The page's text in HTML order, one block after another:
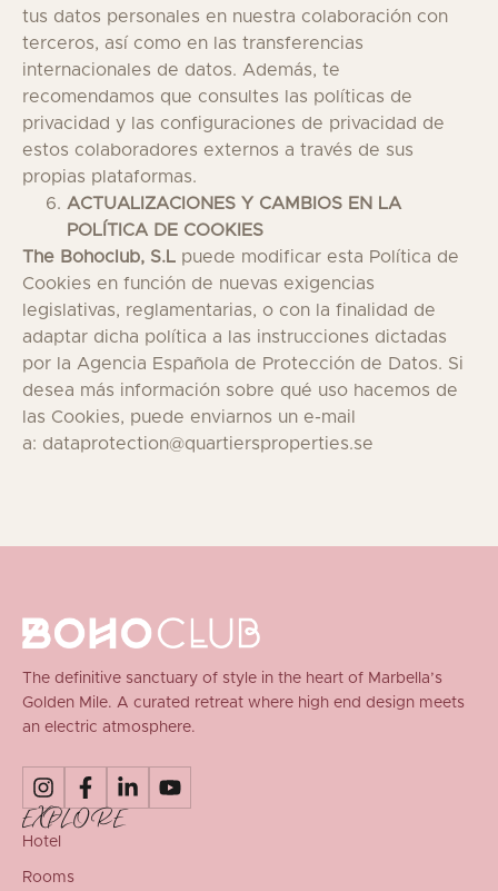
tus datos personales en nuestra colaboración con
terceros, así como en las transferencias
internacionales de datos. Además, te
recomendamos que consultes las políticas de
privacidad y las configuraciones de privacidad de
estos colaboradores externos a través de sus
propias plataformas.
ACTUALIZACIONES Y CAMBIOS EN LA
POLÍTICA DE COOKIES
The Bohoclub, S.L puede modificar esta Política de
Cookies en función de nuevas exigencias
legislativas, reglamentarias, o con la finalidad de
adaptar dicha política a las instrucciones dictadas
por la Agencia Española de Protección de Datos. Si
desea más información sobre qué uso hacemos de
las Cookies, puede enviarnos un e-mail
a: dataprotection@quartiersproperties.se
The definitive sanctuary of style in the heart of Marbella’s
Golden Mile. A curated retreat where high end design meets
an electric atmosphere.
EXPLORE
Hotel
Rooms